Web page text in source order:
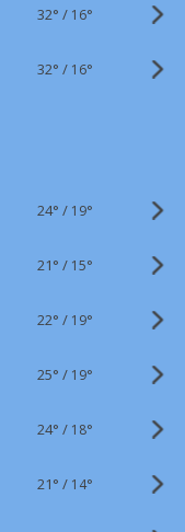
32° / 16°
32° / 16°
24° / 19°
21° / 15°
22° / 19°
25° / 19°
24° / 18°
21° / 14°